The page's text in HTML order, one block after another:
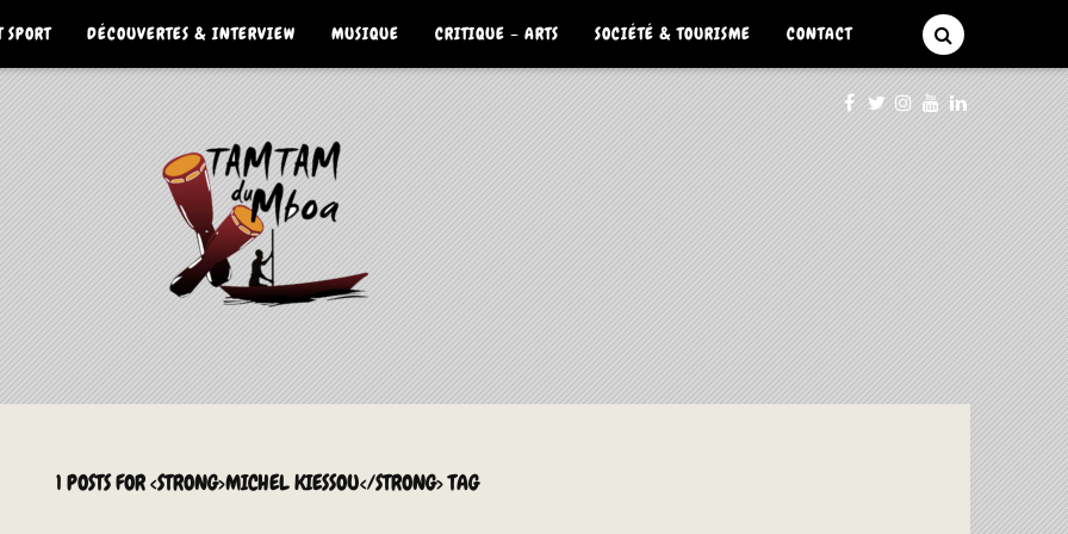
DÉCOUVERTES & INTERVIEW MUSIQUE CRITIQUE – ARTS SOCIÉTÉ & TOURISME CONTACT
1 POSTS FOR <STRONG>MICHEL KIESSOU</STRONG> TAG